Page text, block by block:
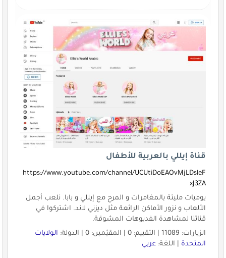
قناة إيللي بالعربية للأطفال
https://www.youtube.com/channel/UCUtiDoEAOvMjLDsleF
xJ3ZA
يوميات مليئة بالمغامرات و المرح مع إيللي و بابا. نلعب أجمل
الألعاب و نزور الأماكن الرائعة مثل ديزني لاند. اشتركوا في
قناتنا لمشاهدة الفديوهات المشوقة.
الزيارات: 11089 | التقييم: 0 | المقيّمين: 0 | الدولة:
الولايات
المتحدة| اللغة: عربي